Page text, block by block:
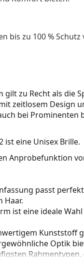
bis zu 100 %
gilt zu Recht als die
zeitlosem Design
bei
ist eine Unisex Brille.
Anprobefunktion
passt
Haar.
ist eine ideale
Kunststoff
Optik